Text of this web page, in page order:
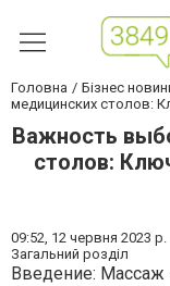
Головна Бізнес
медицинских столов:
Важность
столов:
09:52, 12 червня 2023 р.
Загальний розділ
Введение: Массаж